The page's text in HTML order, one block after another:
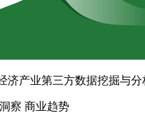
济产业第三方数据挖掘与分
察 商业趋势